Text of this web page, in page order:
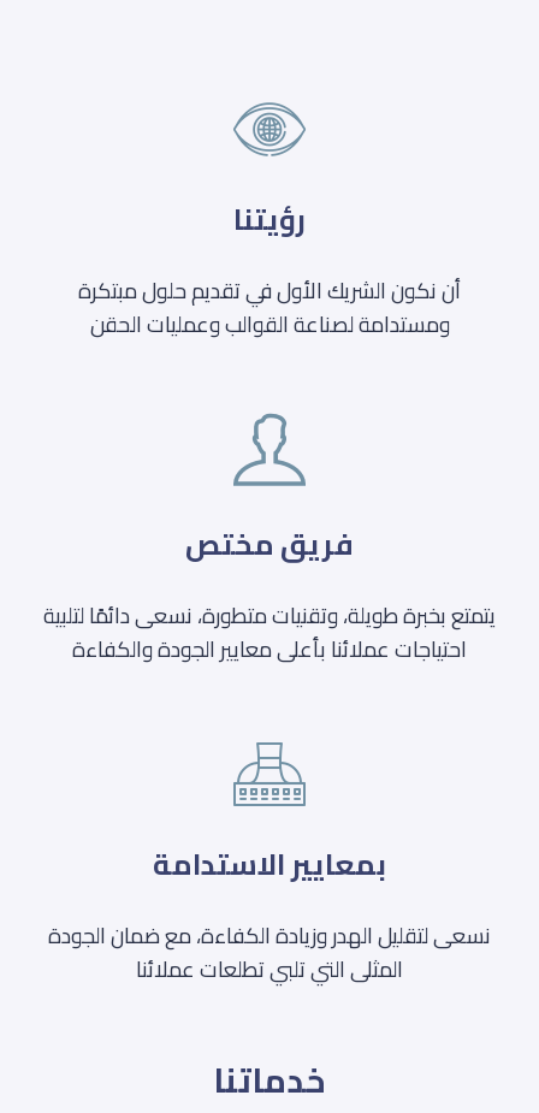
رؤيتنا
أن نكون الشريك الأول في تقديم حلول مبتكرة
ومستدامة لصناعة القوالب وعمليات الحقن
فريق مختص
يتمتع بخبرة طويلة، وتقنيات متطورة، نسعى دائمًا لتلبية
احتياجات عملائنا بأعلى معايير الجودة والكفاءة
بمعايير الاستدامة
نسعى لتقليل الهدر وزيادة الكفاءة، مع ضمان الجودة
المثلى التي تلبي تطلعات عملائنا
خدماتنا